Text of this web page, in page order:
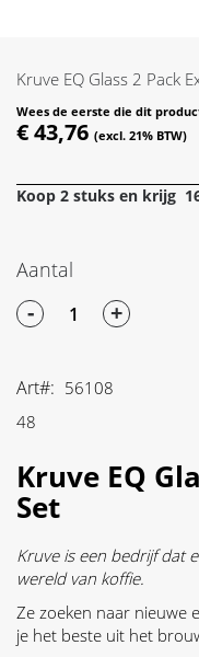
Kruve EQ Glass 2 Pack
Wees de eerste die dit
€ 43,76
Koop 2 stuks en krijg
Aantal
- +
Art
56108
48
Kruve EQ
Set
Kruve is een bedrijf dat
wereld van koffie.
Ze zoeken naar nieuwe
je het beste uit het
the
beginning
of
the